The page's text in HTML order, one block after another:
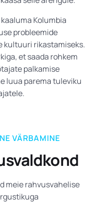
kaaluma Kolumbia
probleemide
kultuuri rikastamiseks.
et saada rohkem
palkamise
luua parema tuleviku
VÄRBAMINE
meie rahvusvahelise